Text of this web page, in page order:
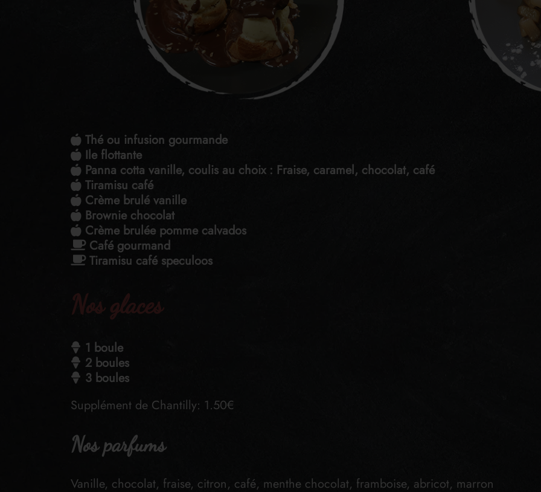
Thé ou infusion gourmande
Ile flottante
Panna cotta vanille, coulis au choix : Fraise, caramel, chocolat, café
Tiramisu café
Crème brulé vanille
Brownie chocolat
Crème brulée pomme calvados
Café gourmand
Tiramisu café speculoos
Nos glaces
1 boule
2 boules
3 boules
Supplément de Chantilly: 1.50€
Nos parfums
Vanille, chocolat, fraise, citron, café, menthe chocolat, framboise, abricot, marron